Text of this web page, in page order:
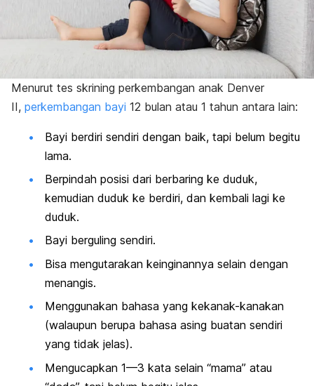
Menurut tes skrining perkembangan anak Denver
II, perkembangan bayi 12 bulan atau 1 tahun antara lain:
Bayi berdiri sendiri dengan baik, tapi belum begitu
lama.
Berpindah posisi dari berbaring ke duduk,
kemudian duduk ke berdiri, dan kembali lagi ke
duduk.
Bayi berguling sendiri.
Bisa mengutarakan keinginannya selain dengan
menangis.
Menggunakan bahasa yang kekanak-kanakan
(walaupun berupa bahasa asing buatan sendiri
yang tidak jelas).
Mengucapkan 1—3 kata selain “mama” atau